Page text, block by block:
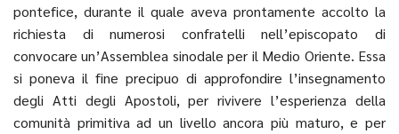
pontefice, durante il quale aveva prontamente accolto la
richiesta di numerosi confratelli nell’episcopato di
convocare un’Assemblea sinodale per il Medio Oriente. Essa
si poneva il fine precipuo di approfondire l’insegnamento
degli Atti degli Apostoli, per rivivere l’esperienza della
comunità primitiva ad un livello ancora più maturo, e per